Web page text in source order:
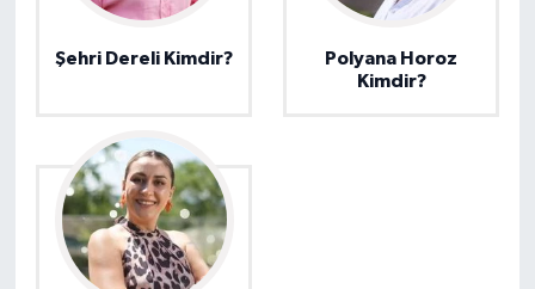
Şehri Dereli Kimdir?
Polyana Horoz
Kimdir?